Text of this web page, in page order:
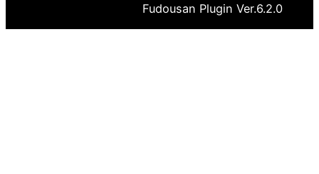
Fudousan Plugin Ver.6.2.0